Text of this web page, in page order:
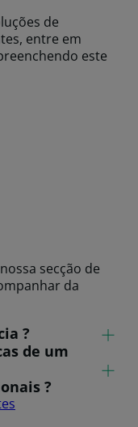
de
entre em
este
secção de
da
?
de um
?